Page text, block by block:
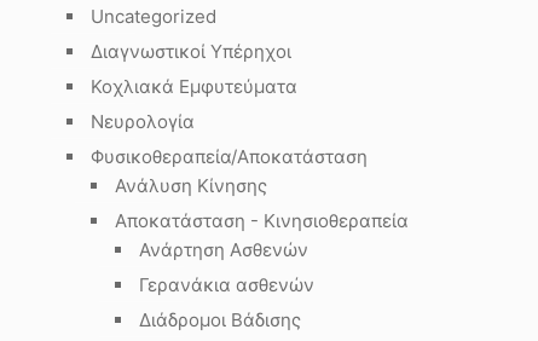
Uncategorized
Διαγνωστικοί Υπέρηχοι
Κοχλιακά Εμφυτεύματα
Νευρολογία
Φυσικοθεραπεία/Αποκατάσταση
Ανάλυση Κίνησης
Αποκατάσταση - Κινησιοθεραπεία
Ανάρτηση Ασθενών
Γερανάκια ασθενών
Διάδρομοι Βάδισης